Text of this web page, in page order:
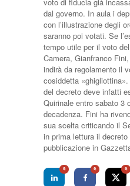
dal governo. In aula i
con l’illustrazione degli
saranno poi votati. Se
tempo utile per il voto
Camera, Gianfranco
indirà da regolamento il
cosiddetta
del decreto deve infatti
Quirinale entro sabato 3
decadenza. Fini ha
sua scelta criticando il
in prima lettura il
pubblicazione in
0 0 0